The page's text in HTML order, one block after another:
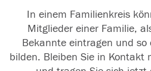
In einem Familienkreis
Mitglieder einer Familie,
Bekannte eintragen und so
bilden. Bleiben Sie in Kontakt